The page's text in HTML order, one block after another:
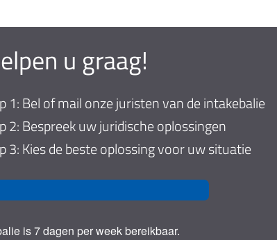
u graag!
1: Bel of mail onze juristen van de intakebalie
2: Bespreek uw juridische oplossingen
3: Kies de beste oplossing voor uw situatie
is 7 dagen per week bereikbaar.